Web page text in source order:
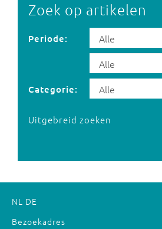
Zoek op artikelen
Periode:
Categorie:
Uitgebreid zoeken
NL DE
Bezoekadres